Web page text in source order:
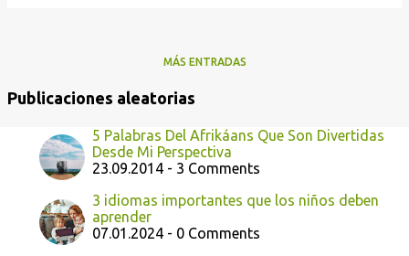
MÁS ENTRADAS
Publicaciones aleatorias
5 Palabras Del Afrikáans Que Son Divertidas
Desde Mi Perspectiva
23.09.2014 - 3 Comments
3 idiomas importantes que los niños deben
aprender
07.01.2024 - 0 Comments